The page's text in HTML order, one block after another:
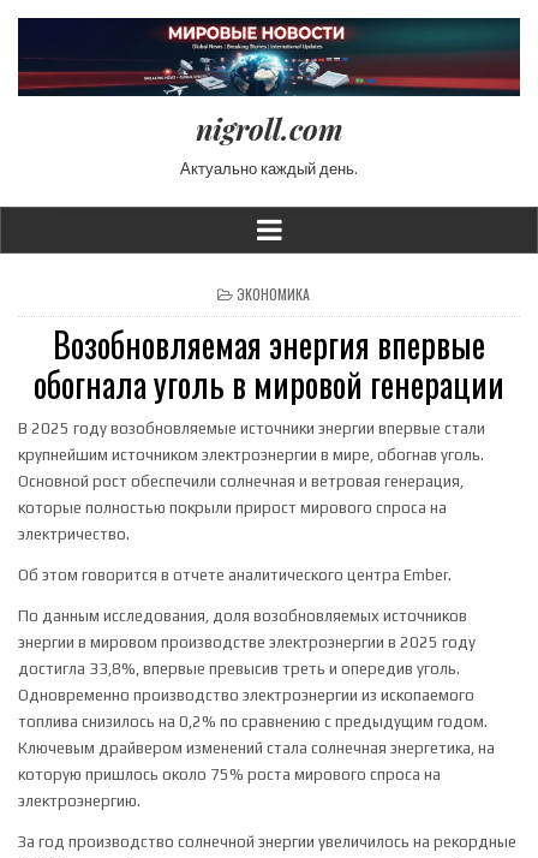
nigroll.com
Актуально каждый день.
POSTED IN
ЭКОНОМИКА
Возобновляемая энергия впервые
обогнала уголь в мировой генерации
В 2025 году возобновляемые источники энергии впервые стали
крупнейшим источником электроэнергии в мире, обогнав уголь.
Основной рост обеспечили солнечная и ветровая генерация,
которые полностью покрыли прирост мирового спроса на
электричество.
Об этом говорится в отчете аналитического центра Ember.
По данным исследования, доля возобновляемых источников
энергии в мировом производстве электроэнергии в 2025 году
достигла 33,8%, впервые превысив треть и опередив уголь.
Одновременно производство электроэнергии из ископаемого
топлива снизилось на 0,2% по сравнению с предыдущим годом.
Ключевым драйвером изменений стала солнечная энергетика, на
которую пришлось около 75% роста мирового спроса на
электроэнергию.
За год производство солнечной энергии увеличилось на рекордные